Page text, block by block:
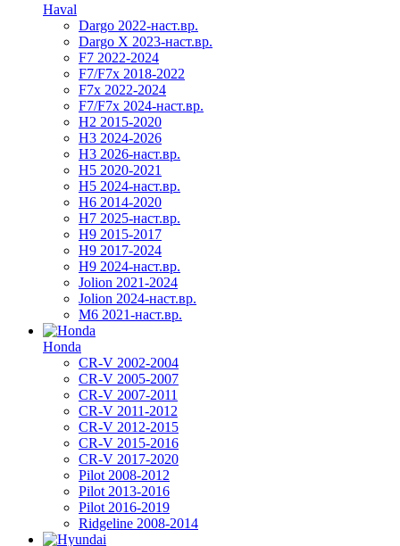
Haval
Dargo 2022-наст.вр.
Dargo X 2023-наст.вр.
F7 2022-2024
F7/F7x 2018-2022
F7x 2022-2024
F7/F7x 2024-наст.вр.
H2 2015-2020
H3 2024-2026
H3 2026-наст.вр.
H5 2020-2021
H5 2024-наст.вр.
H6 2014-2020
H7 2025-наст.вр.
H9 2015-2017
H9 2017-2024
H9 2024-наст.вр.
Jolion 2021-2024
Jolion 2024-наст.вр.
М6 2021-наст.вр.
Honda
CR-V 2002-2004
CR-V 2005-2007
CR-V 2007-2011
CR-V 2011-2012
CR-V 2012-2015
CR-V 2015-2016
CR-V 2017-2020
Pilot 2008-2012
Pilot 2013-2016
Pilot 2016-2019
Ridgeline 2008-2014